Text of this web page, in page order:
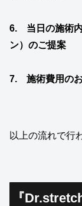
6. 当日の施術
ン）のご提案
7. 施術費用の
以上の流れで行
『